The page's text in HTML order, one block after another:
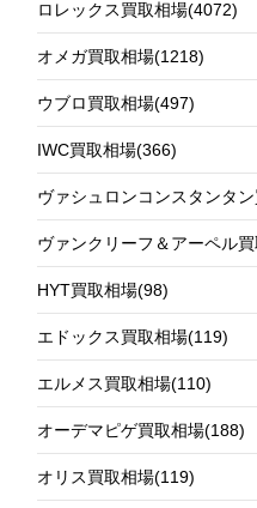
ロレックス買取相場(4072)
オメガ買取相場(1218)
ウブロ買取相場(497)
IWC買取相場(366)
ヴァシュロンコンスタンタ
ヴァンクリーフ＆アーペル
HYT買取相場(98)
エドックス買取相場(119)
エルメス買取相場(110)
オーデマピゲ買取相場(188)
オリス買取相場(119)